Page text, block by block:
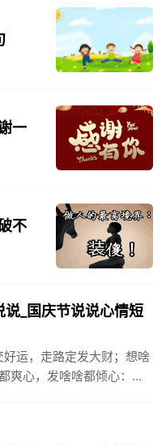
一
不
_国庆节说说心情短
运，走路定发大财；想啥
爽心，发啥啥都倾心：祝